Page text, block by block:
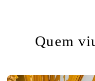
Quem